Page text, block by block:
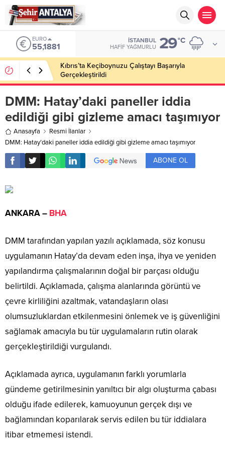
EURO
55,1881
İSTANBUL
HAFIF YAĞMURLU 29°C
Kıbrıs’ta Keçiboynuzu Çalıştayı Başarıyla
Gerçekleştirildi
DMM: Hatay’daki paneller iddia
edildiği gibi gizleme amacı taşımıyor
Anasayfa
Resmi İlanlar
DMM: Hatay’daki paneller iddia edildiği gibi gizleme amacı taşımıyor
ABONE OL
ANKARA – BHA
DMM tarafından yapılan yazılı açıklamada, söz konusu
uygulamanın Hatay’da devam eden inşa, ihya ve yeniden
yapılandırma çalışmalarının doğal bir parçası olduğu
belirtildi. Açıklamada, çalışma alanlarında görüntü ve
çevre kirliliğini azaltmak, vatandaşların olası
olumsuzluklardan etkilenmesini önlemek ve iş güvenliğini
sağlamak amacıyla bu tür uygulamaların rutin olarak
gerçekleştirildiği vurgulandı.
Açıklamada ayrıca, uygulamanın farklı yorumlarla
gündeme getirilmesinin yanıltıcı bir algı oluşturma çabası
olduğu ifade edilerek, kamuoyunun gerçek dışı ve
bağlamından koparılarak servis edilen bu tür iddialara
itibar etmemesi istendi.